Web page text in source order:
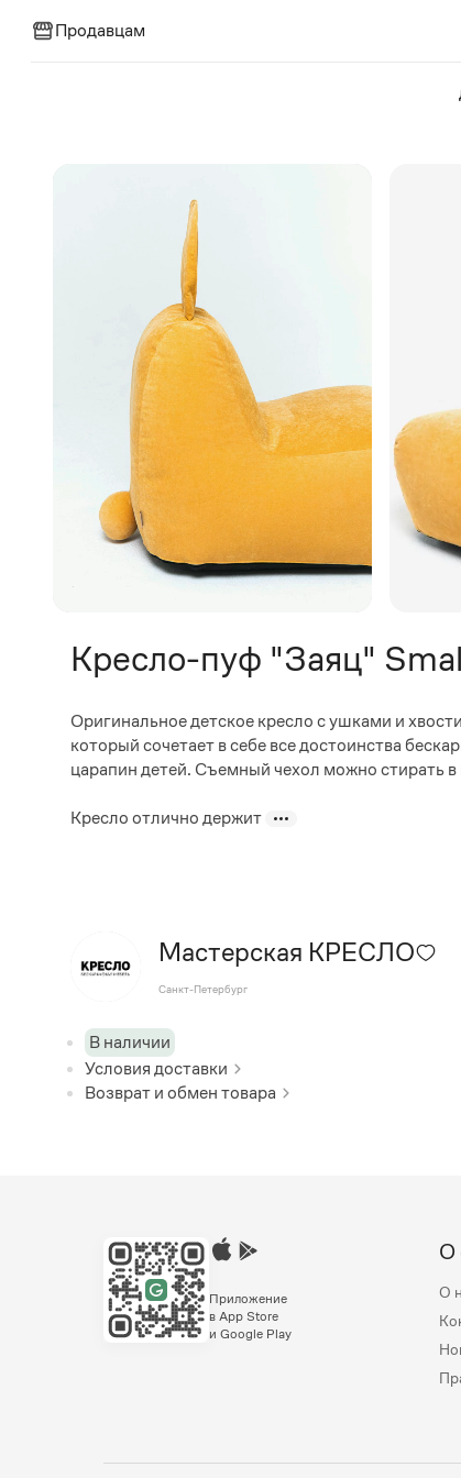
Продавцам
Кресло-пуф "Заяц"
Оригинальное детское кресло с ушками и
который сочетает в себе все достоинства
царапин детей. Съемный чехол можно стирать
Кресло отлично держит
Мастерская КРЕСЛО
Санкт-Петербург
В наличии
Условия доставки
Возврат и обмен товара
Приложение
в App Store
и Google Play
О
О